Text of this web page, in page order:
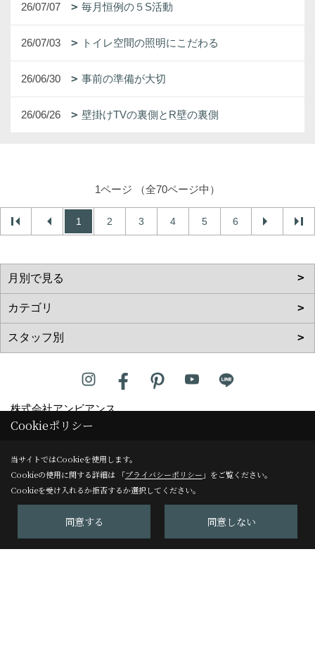
26/07/07 毎月恒例の５S活動
26/07/03 トイレ空間の照明にこだわる
26/06/30 事前の準備が大切
26/06/26 壁掛けTVの裏側とR壁の裏側
1ページ （全70ページ中）
1 2 3 4 5 6
株式会社アンビアンス
TEL：0120-125-955
アンビアンスリフォームサロン
〒604-8247
京都市中京区塩屋町59
TEL：075-229-3007
Cookieポリシー
当サイトではCookieを使用します。
Cookieの使用に関する詳細は 「プライバシーポリシー 」をご覧ください。
Cookieを受け入れるか拒否するか選択してください。
同意する 同意しない